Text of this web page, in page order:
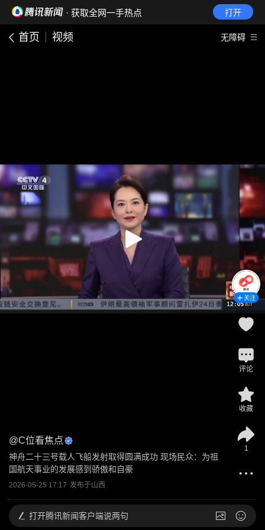
· 获取全网一手热点 打开
首页 视频 无障碍
@C位看焦点
神舟二十三号载人飞船发射取得圆满成功 现场民众：为祖
国航天事业的发展感到骄傲和自豪
2026-05-25 17:17 发布于山西
关注
评论
收藏
1
打开腾讯新闻客户端说两句